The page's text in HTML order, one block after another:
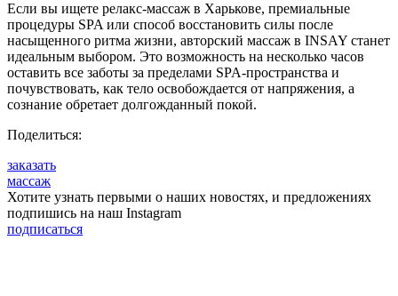
Если вы ищете релакс-массаж в Харькове, премиальные
процедуры SPA или способ восстановить силы после
насыщенного ритма жизни, авторский массаж в INSAY станет
идеальным выбором. Это возможность на несколько часов
оставить все заботы за пределами SPA-пространства и
почувствовать, как тело освобождается от напряжения, а
сознание обретает долгожданный покой.
Поделиться:
заказать
массаж
Хотите узнать первыми о наших новостях, и предложениях
подпишись на наш Instagram
подписаться